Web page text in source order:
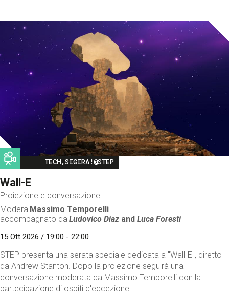
Image
TECH,SIGIRA!@STEP
Wall-E
Proiezione e conversazione
Modera Massimo Temporelli
accompagnato da Ludovico Diaz andLuca Foresti
15 Ott 2026 / 19:00 - 22:00
STEP presenta una serata speciale dedicata a "Wall-E", diretto
da Andrew Stanton. Dopo la proiezione seguirà una
conversazione moderata da Massimo Temporelli con la
partecipazione di ospiti d'eccezione.